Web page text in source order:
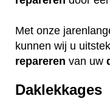
Met onze
kunnen wij u
repareren van uw
Daklekkages